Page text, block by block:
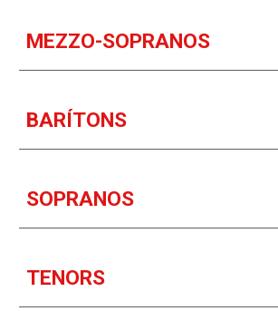
MEZZO-SOPRANOS
BARÍTONS
SOPRANOS
TENORS